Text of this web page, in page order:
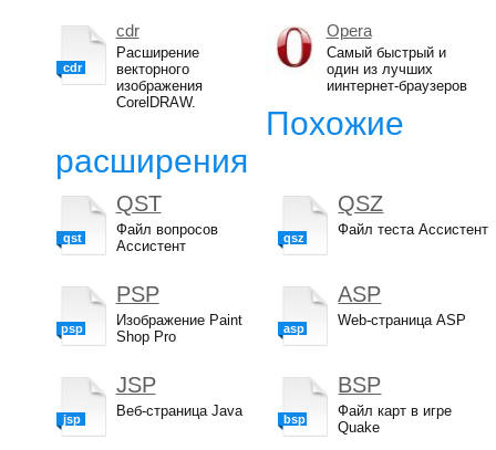
cdr
cdr
Расширение
векторного
изображения
CorelDRAW.
Opera
Самый быстрый и
один из лучших
иинтернет-браузеров
Похожие
расширения
qst
QST
Файл вопросов
Ассистент
psp
PSP
Изображение Paint
Shop Pro
jsp
JSP
Веб-страница Java
qsz
QSZ
Файл теста Ассистент
asp
ASP
Web-страница ASP
bsp
BSP
Файл карт в игре
Quake